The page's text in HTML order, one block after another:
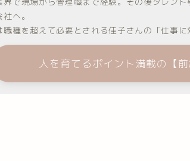
へ。
職種を超えて必要とされる佳子さんの「仕事
人を育てるポイント満載の【